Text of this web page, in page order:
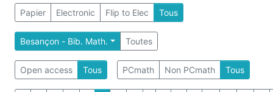
Papier Electronic Flip to Elec Tous
Besançon - Bib. Math. Toutes
Open access Tous PCmath Non PCmath Tous